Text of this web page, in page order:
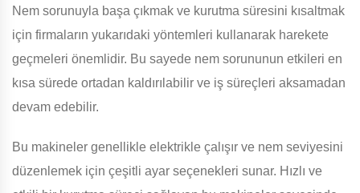
Nem sorunuyla başa çıkmak ve kurutma süresini kısaltmak
için firmaların yukarıdaki yöntemleri kullanarak harekete
geçmeleri önemlidir. Bu sayede nem sorununun etkileri en
kısa sürede ortadan kaldırılabilir ve iş süreçleri aksamadan
devam edebilir.
Bu makineler genellikle elektrikle çalışır ve nem seviyesini
düzenlemek için çeşitli ayar seçenekleri sunar. Hızlı ve